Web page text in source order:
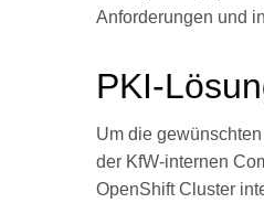
Anforderungen und
PKI-
Um die
der KfW-internen
OpenShift Cluster